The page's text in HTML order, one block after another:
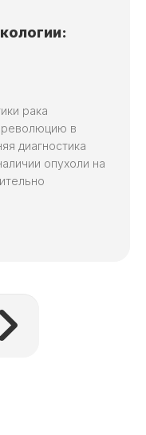
рака
революцию в
диагностика
опухоли на